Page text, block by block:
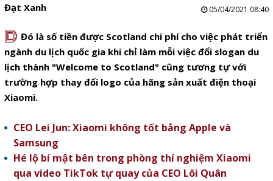
Đạt Xanh 05/04/2021 08:40
D Đó là số tiền được Scotland chi phí cho việc phát triển
ngành du lịch quốc gia khi chỉ làm mỗi việc đổi slogan du
lịch thành "Welcome to Scotland" cũng tương tự với
trường hợp thay đổi logo của hãng sản xuất điện thoại
Xiaomi.
CEO Lei Jun: Xiaomi không tốt bằng Apple và
Samsung
Hé lộ bí mật bên trong phòng thí nghiệm Xiaomi
qua video TikTok tự quay của CEO Lôi Quân